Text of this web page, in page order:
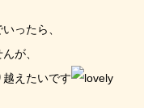
ったら、
が、
えたいです